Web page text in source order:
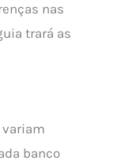
nas
trará as
variam
banco